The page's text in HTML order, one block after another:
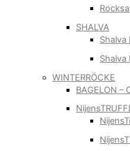
SHALVA
Shalva
Shalva
WINTERRÖCKE
BAGELON –